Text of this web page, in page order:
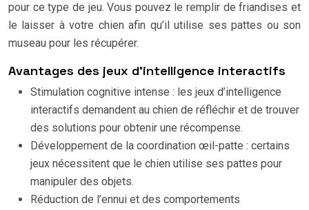
pour ce type de jeu. Vous pouvez le remplir de friandises et
le laisser à votre chien afin qu’il utilise ses pattes ou son
museau pour les récupérer.
Avantages des jeux d’intelligence interactifs
Stimulation cognitive intense : les jeux d’intelligence
interactifs demandent au chien de réfléchir et de trouver
des solutions pour obtenir une récompense.
Développement de la coordination œil-patte : certains
jeux nécessitent que le chien utilise ses pattes pour
manipuler des objets.
Réduction de l’ennui et des comportements